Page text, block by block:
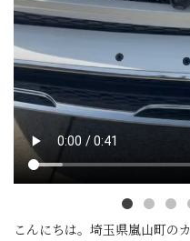
こんにちは。埼玉県嵐山町の